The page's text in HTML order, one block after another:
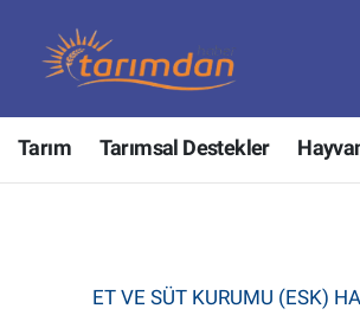
Tarım Tarımsal Destekler
ET VE SÜT KURUMU (ESK)
Tarım
Hayvancılık
Nöbetçi Eczaneler
Hava Durumu